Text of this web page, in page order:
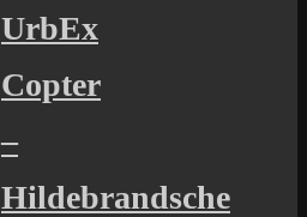
UrbEx
Copter
–
Hildebrandsche